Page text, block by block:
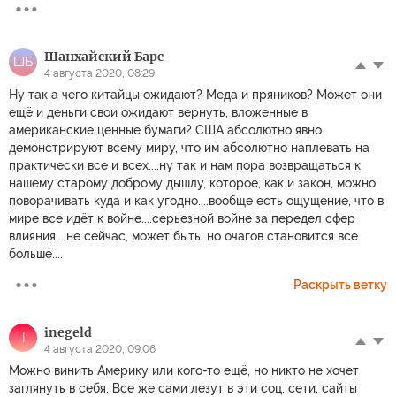
ШБ Шанхайский Барс
4 августа 2020, 08:29
Ну так а чего китайцы ожидают? Меда и пряников? Может они
ещё и деньги свои ожидают вернуть, вложенные в
американские ценные бумаги? США абсолютно явно
демонстрируют всему миру, что им абсолютно наплевать на
практически все и всех....ну так и нам пора возвращаться к
нашему старому доброму дышлу, которое, как и закон, можно
поворачивать куда и как угодно....вообще есть ощущение, что в
мире все идёт к войне....серьезной войне за передел сфер
влияния....не сейчас, может быть, но очагов становится все
больше....
Раскрыть ветку
I inegeld
4 августа 2020, 09:06
Можно винить Америку или кого-то ещё, но никто не хочет
заглянуть в себя. Все же сами лезут в эти соц. сети, сайты